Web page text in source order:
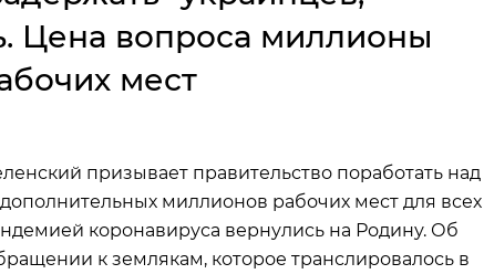
Цена вопроса миллионы
мест
призывает правительство поработать над
миллионов рабочих мест для всех
коронавируса вернулись на Родину. Об
к землякам, которое транслировалось в